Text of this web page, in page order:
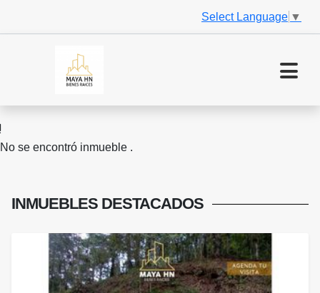
Select Language ▼
No se encontró inmueble .
INMUEBLES DESTACADOS